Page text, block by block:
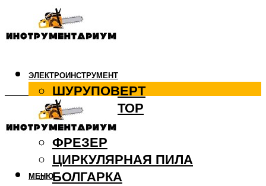
ЭЛЕКТРОИНСТРУМЕНТ
ШУРУПОВЕРТ
ПЕРФОРАТОР
ДРЕЛЬ
ФРЕЗЕР
ЦИРКУЛЯРНАЯ ПИЛА
БОЛГАРКА
МЕНЮ